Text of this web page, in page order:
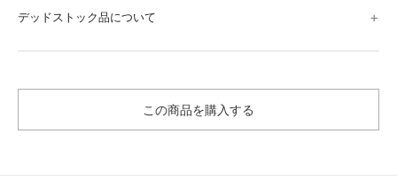
デッドストック品について
この商品を購入する